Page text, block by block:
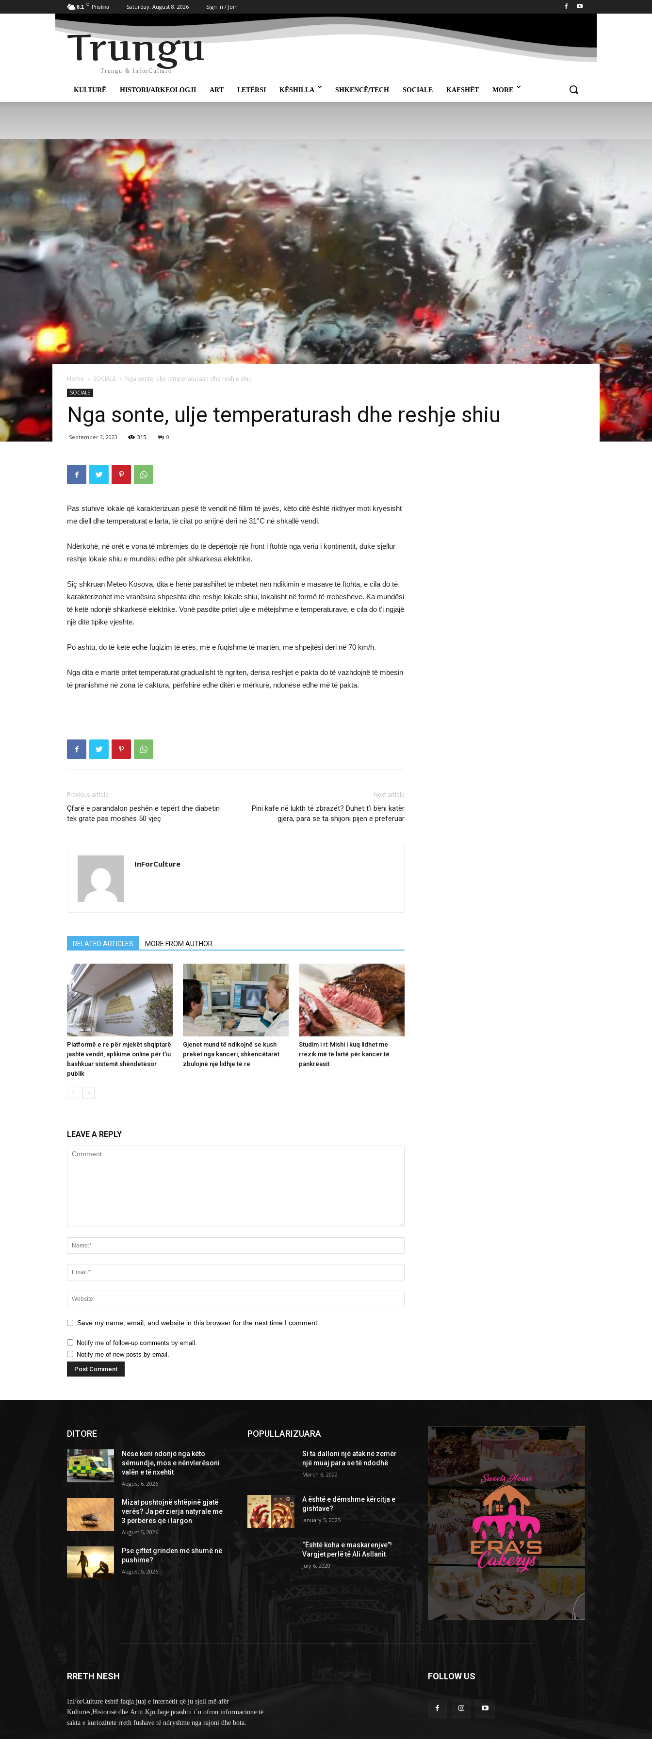
6.1 C Pristina Saturday, August 8, 2026 Sign in / Join
Trungu
Trungu & InforCulture
KULTURË HISTORI/ARKEOLOGJI ART LETËRSI KËSHILLA SHKENCË/TECH SOCIALE KAFSHËT MORE
Home SOCIALE Nga sonte, ulje temperaturash dhe reshje shiu
SOCIALE
Nga sonte, ulje temperaturash dhe reshje shiu
September 3, 2023 315 0
Pas stuhive lokale që karakterizuan pjesë të vendit në fillim të javës, këto ditë është rikthyer moti kryesisht
me diell dhe temperaturat e larta, të cilat po arrijnë deri në 31°C në shkallë vendi.
Ndërkohë, në orët e vona të mbrëmjes do të depërtojë një front i ftohtë nga veriu i kontinentit, duke sjellur
reshje lokale shiu e mundësi edhe për shkarkesa elektrike.
Siç shkruan Meteo Kosova, dita e hënë parashihet të mbetet nën ndikimin e masave të ftohta, e cila do të
karakterizohet me vranësira shpeshta dhe reshje lokale shiu, lokalisht në formë të rrebesheve. Ka mundësi
të ketë ndonjë shkarkesë elektrike. Vonë pasdite pritet ulje e mëtejshme e temperaturave, e cila do t’i ngjajë
një dite tipike vjeshte.
Po ashtu, do të ketë edhe fuqizim të erës, më e fuqishme të martën, me shpejtësi deri në 70 km/h.
Nga dita e martë pritet temperaturat gradualisht të ngriten, derisa reshjet e pakta do të vazhdojnë të mbesin
të pranishme në zona të caktura, përfshirë edhe ditën e mërkurë, ndonëse edhe më të pakta.
Previous article
Çfarë e parandalon peshën e tepërt dhe diabetin
tek gratë pas moshës 50 vjeç
Next article
Pini kafe në lukth të zbrazët? Duhet t’i bëni katër
gjëra, para se ta shijoni pijen e preferuar
InForCulture
RELATED ARTICLES MORE FROM AUTHOR
Platformë e re për mjekët shqiptarë
jashtë vendit, aplikime online për t’iu
bashkuar sistemit shëndetësor
publik
Gjenet mund të ndikojnë se kush
preket nga kanceri, shkencëtarët
zbulojnë një lidhje të re
Studim i ri: Mishi i kuq lidhet me
rrezik më të lartë për kancer të
pankreasit
LEAVE A REPLY
Save my name, email, and website in this browser for the next time I comment.
Notify me of follow-up comments by email.
Notify me of new posts by email.
DITORE
Nëse keni ndonjë nga këto
sëmundje, mos e nënvlerësoni
valën e të nxehtit
August 6, 2026
Mizat pushtojnë shtëpinë gjatë
verës? Ja përzierja natyrale me
3 përbërës që i largon
August 5, 2026
Pse çiftet grinden më shumë në
pushime?
August 5, 2026
POPULLARIZUARA
Si ta dalloni një atak në zemër
një muaj para se të ndodhë
March 6, 2022
A është e dëmshme kërcitja e
gishtave?
January 5, 2025
“Është koha e maskarenjve”!
Vargjet perlë të Ali Asllanit
July 6, 2020
RRETH NESH
InForCulture është faqja juaj e internetit që ju sjell më afër
Kulturës,Historisë dhe Artit.Kjo faqe poashtu i`u ofron informacione të
sakta e kuriozitete rreth fushave të ndryshme nga rajoni dhe bota.
FOLLOW US